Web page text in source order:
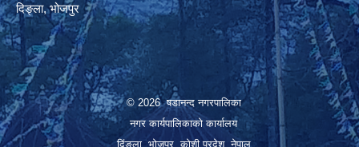
दिङ्ला, भोजपुर
© 2026 षडानन्द नगरपालिका
नगर कार्यपालिकाको कार्यालय
दिंङ्ला, भोजपुर, कोशी प्रदेश, नेपाल